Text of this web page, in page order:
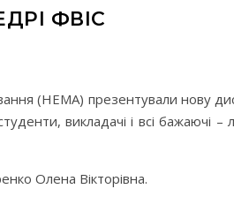
ФВІС
(НЕМА) презентували нову
викладачі і всі бажаючі –
Олена Вікторівна.